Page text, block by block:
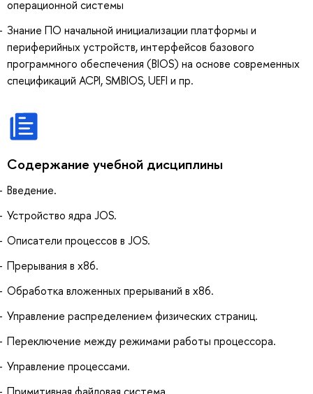
операционной системы
Знание ПО начальной инициализации платформы и
периферийных устройств, интерфейсов базового
программного обеспечения (BIOS) на основе современных
спецификаций ACPI, SMBIOS, UEFI и пр.
Содержание учебной дисциплины
Введение.
Устройство ядра JOS.
Описатели процессов в JOS.
Прерывания в x86.
Обработка вложенных прерываний в x86.
Управление распределением физических страниц.
Переключение между режимами работы процессора.
Управление процессами.